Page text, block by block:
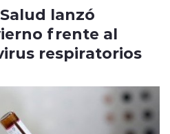
lanzó
frente al
respiratorios